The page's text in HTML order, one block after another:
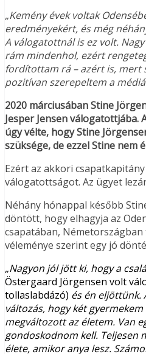
„Kemény évek voltak
eredményekért, és még
A válogatottnál is ez volt.
rám mindenhol, ezért
fordítottam rá – azért is, mert
pozitívan szerepeltem a
2020 márciusában Stine
Jesper Jensen válogatottjába.
úgy vélte, hogy Stine
szüksége, de ezzel Stine nem
Ezért az akkori
válogatottságot. Az ügyet
Néhány hónappal később
döntött, hogy elhagyja az
csapatában,
véleménye szerint egy jó
„Nagyon jól jött ki, hogy a
Östergaard Jörgensen volt
tollaslabdázó) és én eljöttünk.
változás, hogy két
megváltozott az életem. Van
gondoskodnom kell. Teljesen
élete, amikor anya lesz.